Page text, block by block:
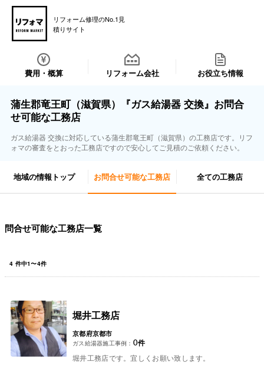
リフォーム修理のNo.1見
積りサイト
費用・概算 リフォーム会社 お役立ち情報
蒲生郡竜王町（滋賀県）『ガス給湯器 交換』お問合
せ可能な工務店
ガス給湯器 交換に対応している蒲生郡竜王町（滋賀県）の工務店です。リフ
ォマの審査をとおった工務店ですので安心してご見積のご依頼ください。
地域の情報トップ お問合せ可能な工務店 全ての工務店
問合せ可能な工務店一覧
4 件中1〜4件
堀井工務店
京都府京都市
ガス給湯器施工事例： 0件
堀井工務店です。宜しくお願い致します。